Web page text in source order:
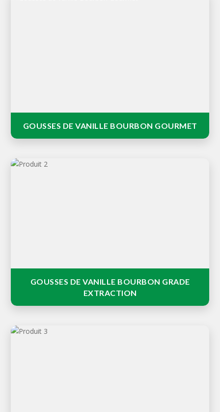
GOUSSES DE VANILLE BOURBON GOURMET
GOUSSES DE VANILLE BOURBON GRADE
EXTRACTION